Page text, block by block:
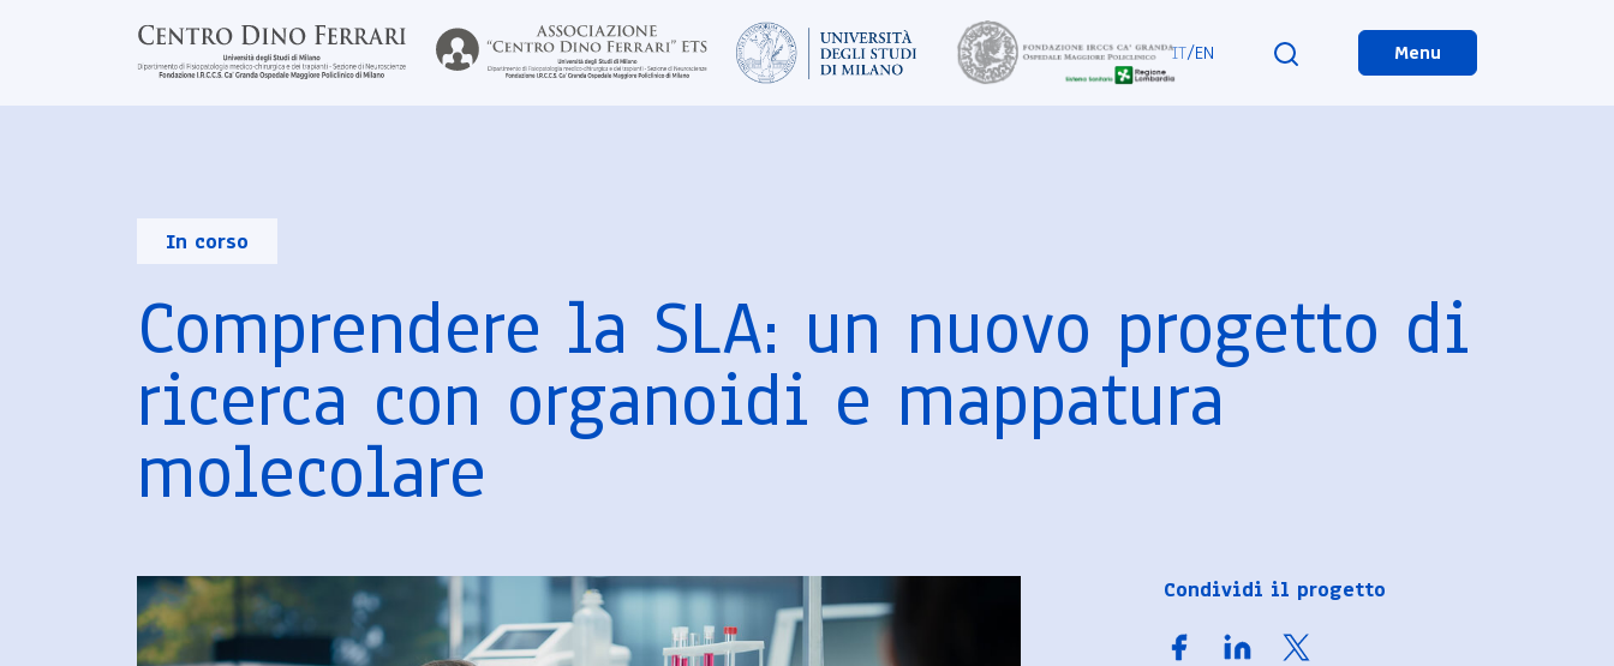
IT/EN Menu
In corso
Comprendere la SLA: un nuovo progetto di
ricerca con organoidi e mappatura
molecolare
Condividi il progetto